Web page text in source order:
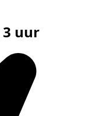
uur